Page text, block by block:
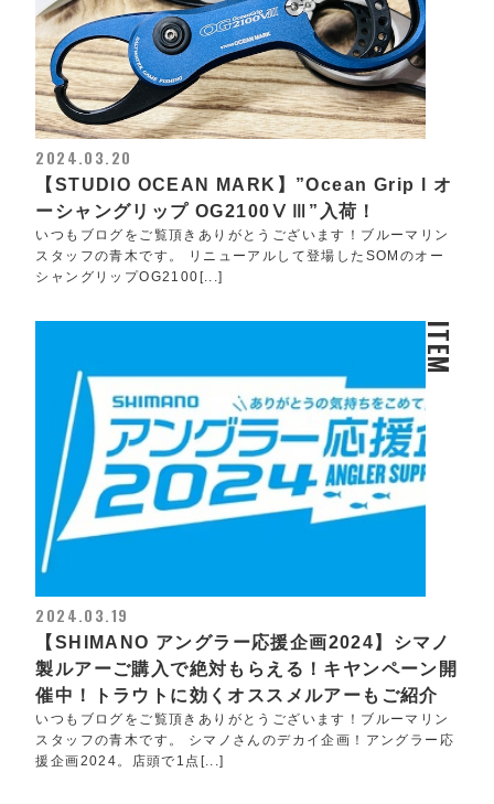
2024.03.20
【STUDIO OCEAN MARK】”Ocean Grip l オ
ーシャングリップ OG2100ⅤⅢ”入荷！
いつもブログをご覧頂きありがとうございます！ブルーマリン
スタッフの青木です。 リニューアルして登場したSOMのオー
シャングリップOG2100[...]
ITEM
2024.03.19
【SHIMANO アングラー応援企画2024】シマノ
製ルアーご購入で絶対もらえる！キヤンペーン開
催中！トラウトに効くオススメルアーもご紹介
いつもブログをご覧頂きありがとうございます！ブルーマリン
スタッフの青木です。 シマノさんのデカイ企画！アングラー応
援企画2024。店頭で1点[...]